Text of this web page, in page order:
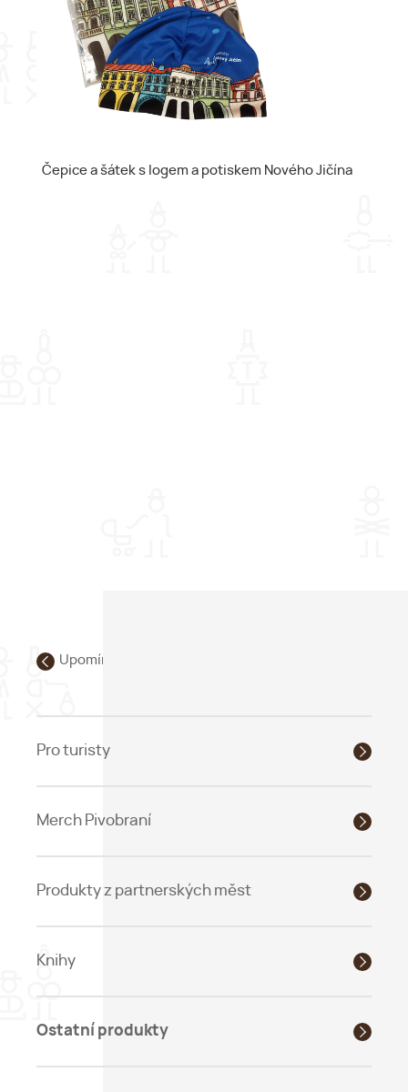
Čepice a šátek s logem a potiskem Nového Jičína
Upomínkové předměty
Pro turisty
Merch Pivobraní
Produkty z partnerských měst
Knihy
Ostatní produkty